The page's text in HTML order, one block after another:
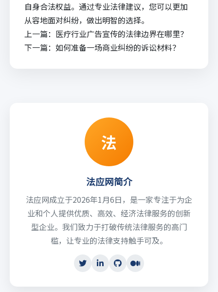
自身合法权益。通过专业法律建议，您可以更加
从容地面对纠纷，做出明智的选择。
上一篇： 医疗行业广告宣传的法律边界在哪里？
下一篇： 如何准备一场商业纠纷的诉讼材料？
法
法应网简介
法应网成立于2026年1月6日，是一家专注于为企
业和个人提供优质、高效、经济法律服务的创新
型企业。我们致力于打破传统法律服务的高门
槛，让专业的法律支持触手可及。